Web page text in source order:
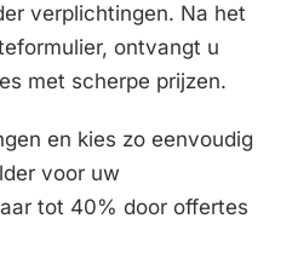
verplichtingen. Na het
ontvangt u
met scherpe prijzen.
en kies zo eenvoudig
voor uw
tot 40% door offertes